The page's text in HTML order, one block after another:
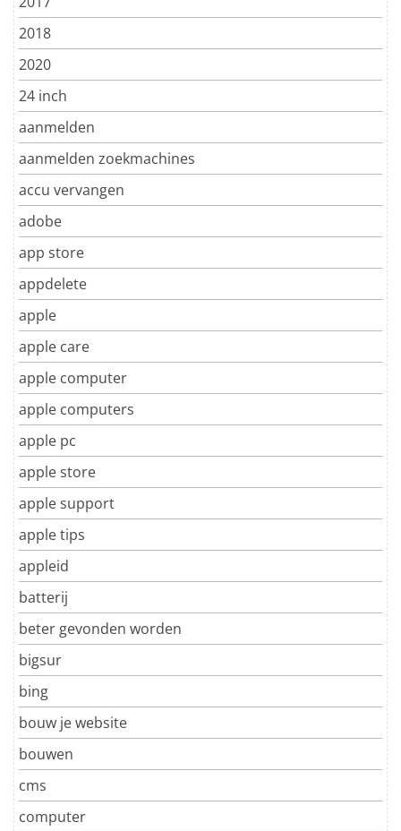
2018
2020
24 inch
aanmelden
aanmelden zoekmachines
accu vervangen
adobe
app store
appdelete
apple
apple care
apple computer
apple computers
apple pc
apple store
apple support
apple tips
appleid
batterij
beter gevonden worden
bigsur
bing
bouw je website
bouwen
cms
computer